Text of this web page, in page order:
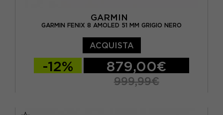
GARMIN
GARMIN FENIX 8 AMOLED 51 MM GRIGIO NERO
ACQUISTA
-12% 879,00€
999,99€